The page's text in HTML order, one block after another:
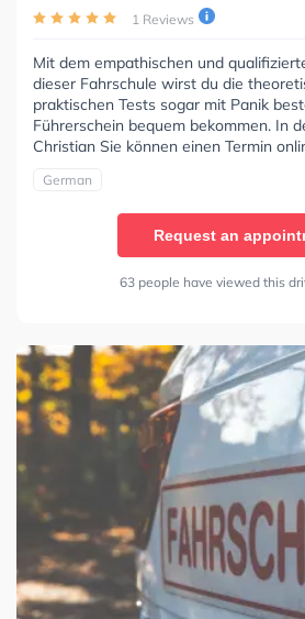
1 Reviews
Mit dem empathischen und
dieser Fahrschule wirst du die
praktischen Tests sogar mit Panik
Führerschein bequem bekommen. In
Christian Sie können einen Termin
German
Request an
63 people have viewed this